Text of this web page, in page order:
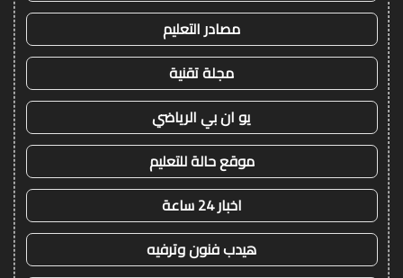
مصادر التعليم
مجلة تقنية
يو ان بي الرياضي
موقع حالة للتعليم
اخبار 24 ساعة
هيدب فنون وترفيه